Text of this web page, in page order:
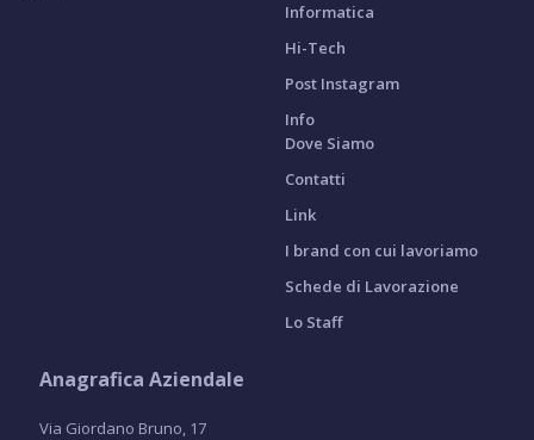
Informatica
Hi-Tech
Post Instagram
Info
Dove Siamo
Contatti
Link
I brand con cui lavoriamo
Schede di Lavorazione
Lo Staff
Anagrafica Aziendale
Via Giordano Bruno, 17